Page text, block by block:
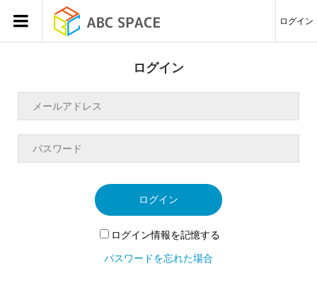
ログイン
ログイン
ログイン
ログイン情報を記憶する
パスワードを忘れた場合